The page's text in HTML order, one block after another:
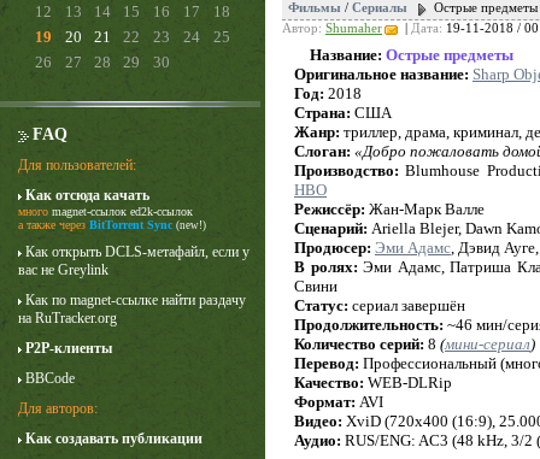
12
13 14 15 16 17
18
19
20 21 22 23 24
25
26
27 28 29 30
FAQ
Для пользователей:
Как отсюда качать
много magnet-ссылок ed2k-ссылок
а также через BitTorrent Sync (new!)
Как открыть DCLS-метафайл, если у
вас не Greylink
Как по magnet-ссылке найти раздачу
на RuTracker.org
P2P-клиенты
BBCode
Для авторов:
Как создавать публикации
Карточный домик
3 сезон
Фильмы / Сериалы
Острые
Автор: Shumaher Дата: 19-11-2018 /
Название: Острые предметы
Оригинальное название: Sharp
Год: 2018
Страна: США
Жанр: триллер, драма, криминал,
Слоган: «Добро пожаловать
Производство: Blumhouse
HBO
Режиссёр: Жан-Марк Валле
Сценарий: Ariella Blejer, Dawn
Продюсер: Эми Адамс, Дэвид
В ролях: Эми Адамс, Патриша
Свини
Статус: сериал завершён
Продолжительность: ~46 мин/
Количество серий: 8 (мини-сериал)
Перевод: Профессиональный
Качество: WEB-DLRip
Формат: AVI
Видео: XviD (720x400 (16:9),
Аудио: RUS/ENG: AC3 (48 kHz, 3/2